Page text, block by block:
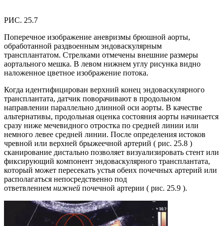
РИС. 25.7
Поперечное изображение аневризмы брюшной аорты,
обработанной раздвоенным эндоваскулярным
трансплантатом. Стрелками отмечены внешние размеры
аортального мешка. В левом нижнем углу рисунка видно
наложенное цветное изображение потока.
Когда идентифицирован верхний конец эндоваскулярного
трансплантата, датчик поворачивают в продольном
направлении параллельно длинной оси аорты. В качестве
альтернативы, продольная оценка состояния аорты начинается
сразу ниже мечевидного отростка по средней линии или
немного левее средней линии. После определения истоков
чревной или верхней брыжеечной артерий ( рис. 25.8 )
сканирование дистально позволяет визуализировать стент или
фиксирующий компонент эндоваскулярного трансплантата,
который может пересекать устья обеих почечных артерий или
располагаться непосредственно под
ответвлением нижней почечной артерии ( рис. 25.9 ).